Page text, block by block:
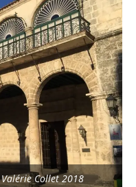
Valérie Collet 2018